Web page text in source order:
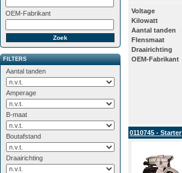
OEM-Fabrikant
FILTERS
Aantal tanden
Amperage
B-maat
Boutafstand
Draairichting
Voltage
Kilowatt
Aantal tanden
Flensmaat
Draairichting
OEM-Fabrikant
0110745 - Starter